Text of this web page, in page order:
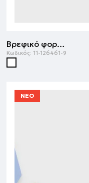
Βρεφικό φορμάκι | ΕΜΠΡΙΜΕ
Κωδικός: 11-126461-9
ΝΕΟ